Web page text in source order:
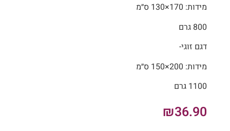
מידות: 170×130 ס״מ
800 גרם
דגם זוגי-
מידות: 200×150 ס״מ
1100 גרם
₪36.90